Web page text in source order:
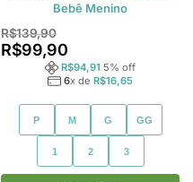
Bebê Menino
R$139,90
R$99,90
R$94,91 5% off
6x de R$16,65
P M G GG
1 2 3